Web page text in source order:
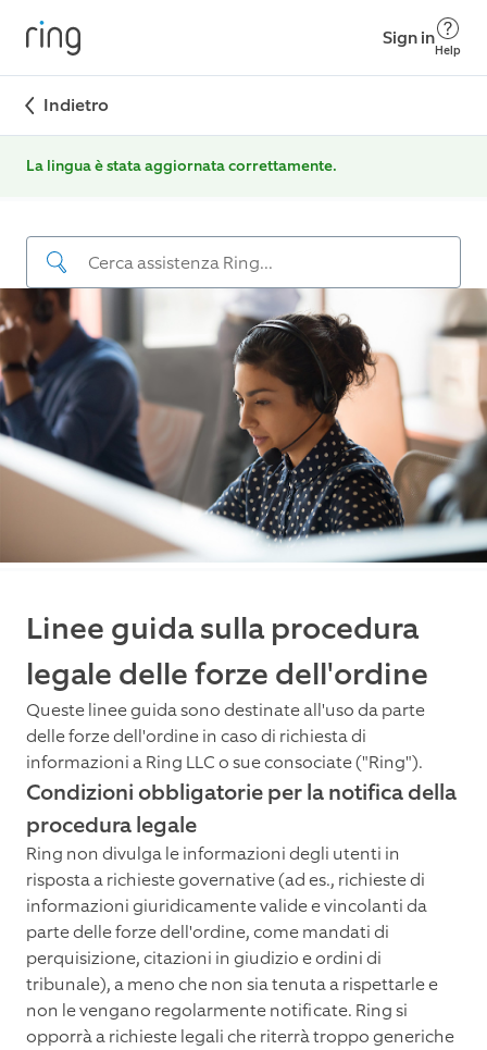
Sign in
Help
Indietro
La lingua è stata aggiornata correttamente.
Linee guida sulla procedura
legale delle forze dell'ordine
Queste linee guida sono destinate all'uso da parte
delle forze dell'ordine in caso di richiesta di
informazioni a Ring LLC o sue consociate ("Ring").
Condizioni obbligatorie per la notifica della
procedura legale
Ring non divulga le informazioni degli utenti in
risposta a richieste governative (ad es., richieste di
informazioni giuridicamente valide e vincolanti da
parte delle forze dell'ordine, come mandati di
perquisizione, citazioni in giudizio e ordini di
tribunale), a meno che non sia tenuta a rispettarle e
non le vengano regolarmente notificate. Ring si
opporrà a richieste legali che riterrà troppo generiche